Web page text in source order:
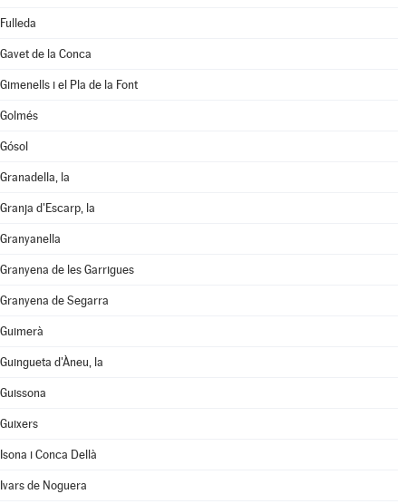
Fulleda
Gavet de la Conca
Gimenells i el Pla de la Font
Golmés
Gósol
Granadella, la
Granja d'Escarp, la
Granyanella
Granyena de les Garrigues
Granyena de Segarra
Guimerà
Guingueta d'Àneu, la
Guissona
Guixers
Isona i Conca Dellà
Ivars de Noguera